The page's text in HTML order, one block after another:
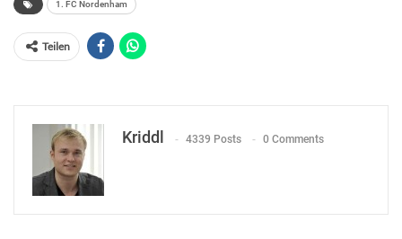
1. FC Nordenham
Teilen
Kriddl 4339 Posts 0 Comments